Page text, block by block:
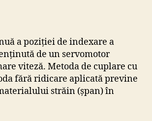
a poziției de indexare a
de un servomotor
viteză. Metoda de cuplare cu
fără ridicare aplicată previne
străin (șpan) în